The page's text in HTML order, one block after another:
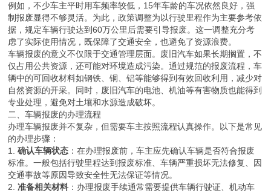
例如，不少车主平时用车频率较低，15年车龄的车况依然良好，强
制报废显得不够灵活。为此，政策调整为以行驶里程作为主要参考依
据，规定车辆行驶达到60万公里后需要引导报废。这一调整充分考
虑了实际使用情况，既保障了交通安全，也避免了资源浪费。
车辆报废的意义不仅限于交通管理层面。废旧汽车如果长期搁置，不
仅占用公共资源，还可能对环境造成污染。通过规范的报废流程，车
辆中的可回收材料如钢铁、铜、铝等能够得到有效回收利用，减少对
自然资源的开采。同时，废旧汽车的电池、机油等有害物质也能得到
专业处理，避免对土壤和水源造成破坏。
二、车辆报废的办理流程
办理车辆报废并不复杂，但需要车主按照流程认真操作。以下是常见
的办理步骤：
1.确认车辆状态 ：在办理报废前，车主应先确认车辆是否符合报废
标准。一般包括行驶里程达到报废标准、车辆严重损坏无法修复、因
交通事故等原因导致安全性无法保证等情况。
2.准备相关材料 ：办理报废手续通常需要提供车辆行驶证、机动车